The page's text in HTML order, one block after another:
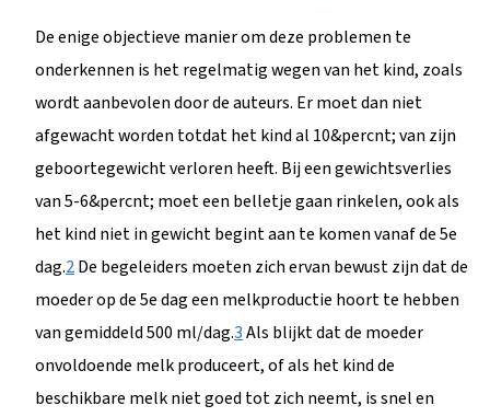
De enige objectieve manier om deze problemen te
onderkennen is het regelmatig wegen van het kind, zoals
wordt aanbevolen door de auteurs. Er moet dan niet
afgewacht worden totdat het kind al 10&percnt; van zijn
geboortegewicht verloren heeft. Bij een gewichtsverlies
van 5-6&percnt; moet een belletje gaan rinkelen, ook als
het kind niet in gewicht begint aan te komen vanaf de 5e
dag.2De begeleiders moeten zich ervan bewust zijn dat de
moeder op de 5e dag een melkproductie hoort te hebben
van gemiddeld 500 ml/dag.3Als blijkt dat de moeder
onvoldoende melk produceert, of als het kind de
beschikbare melk niet goed tot zich neemt, is snel en